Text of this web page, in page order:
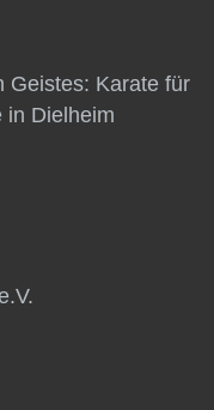
Geistes: Karate für
in Dielheim